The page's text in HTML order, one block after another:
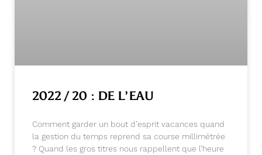
2022 / 20 : DE L’EAU
Comment garder un bout d’esprit vacances quand
la gestion du temps reprend sa course millimétrée
? Quand les gros titres nous rappellent que l’heure